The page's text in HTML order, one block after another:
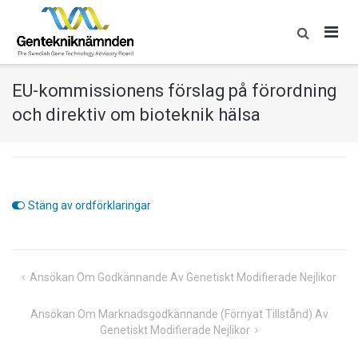
content
EU-kommissionens förslag på förordning
och direktiv om bioteknik hälsa
Stäng av ordförklaringar
Inläggsnavigering
Ansökan Om Godkännande Av Genetiskt Modifierade Nejlikor
Ansökan Om Marknadsgodkännande (förnyat Tillstånd) Av
Genetiskt Modifierade Nejlikor